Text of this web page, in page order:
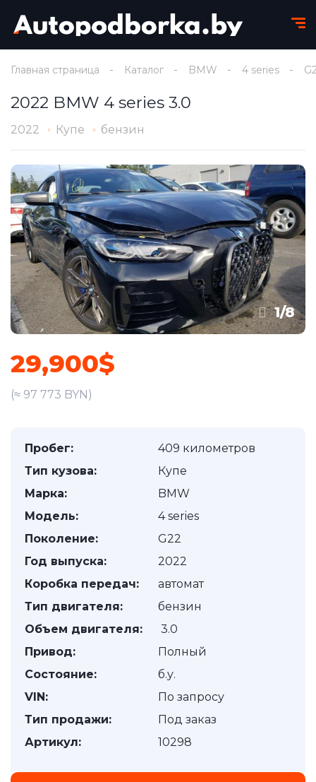
Главная страница Каталог BMW 4 series
2022 BMW 4 series 3.0
2022 Купе бензин
1/8
29,900$
(≈ 97 773 BYN)
Пробег:
409 километров
Тип кузова:
Купе
Марка:
BMW
Модель:
4 series
Поколение:
G22
Год выпуска:
2022
Коробка передач:
автомат
Тип двигателя:
бензин
Объем двигателя:
3.0
Привод:
Полный
Состояние:
б.у.
VIN:
По запросу
Тип продажи:
Под заказ
Артикул:
10298